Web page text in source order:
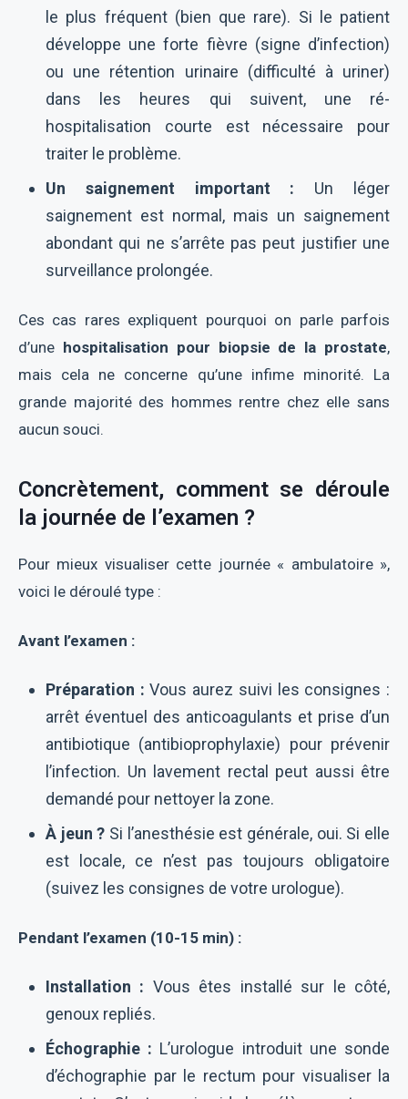
le plus fréquent (bien que rare). Si le patient
développe une forte fièvre (signe d’infection)
ou une rétention urinaire (difficulté à uriner)
dans les heures qui suivent, une ré-
hospitalisation courte est nécessaire pour
traiter le problème.
Un saignement important : Un léger
saignement est normal, mais un saignement
abondant qui ne s’arrête pas peut justifier une
surveillance prolongée.
Ces cas rares expliquent pourquoi on parle parfois
d’une hospitalisation pour biopsie de la prostate,
mais cela ne concerne qu’une infime minorité. La
grande majorité des hommes rentre chez elle sans
aucun souci.
Concrètement, comment se déroule
la journée de l’examen ?
Pour mieux visualiser cette journée « ambulatoire »,
voici le déroulé type :
Avant l’examen :
Préparation : Vous aurez suivi les consignes :
arrêt éventuel des anticoagulants et prise d’un
antibiotique (antibioprophylaxie) pour prévenir
l’infection. Un lavement rectal peut aussi être
demandé pour nettoyer la zone.
À jeun ? Si l’anesthésie est générale, oui. Si elle
est locale, ce n’est pas toujours obligatoire
(suivez les consignes de votre urologue).
Pendant l’examen (10-15 min) :
Installation : Vous êtes installé sur le côté,
genoux repliés.
Échographie : L’urologue introduit une sonde
d’échographie par le rectum pour visualiser la